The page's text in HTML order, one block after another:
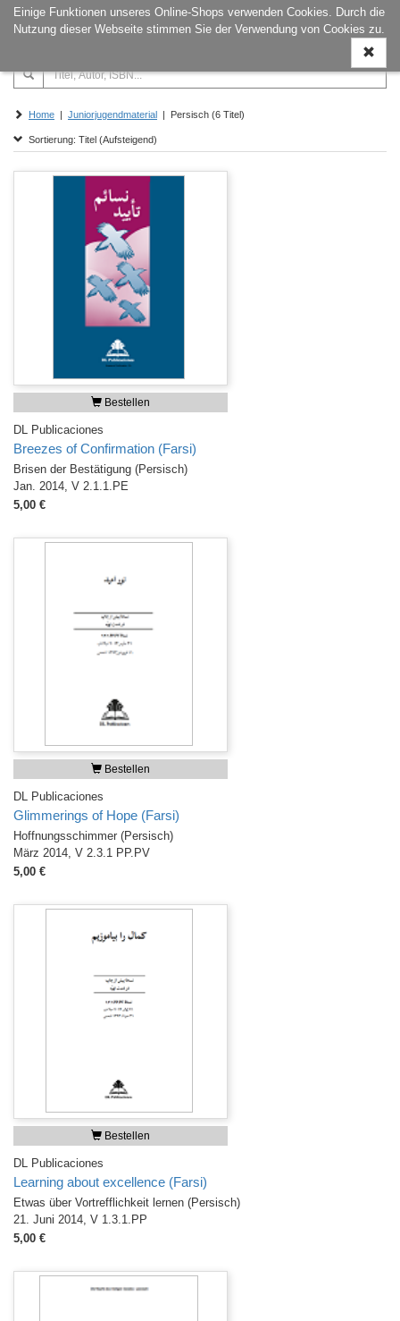
Einige Funktionen unseres Online-Shops verwenden Cookies. Durch die
Nutzung dieser Webseite stimmen Sie der Verwendung von Cookies zu.
ein-/
Home | Juniorjugendmaterial | Persisch (6 Titel)
Sortierung: Titel (Aufsteigend)
Bestellen
DL Publicaciones
Breezes of Confirmation (Farsi)
Brisen der Bestätigung (Persisch)
Jan. 2014, V 2.1.1.PE
5,00 €
Bestellen
DL Publicaciones
Glimmerings of Hope (Farsi)
Hoffnungsschimmer (Persisch)
März 2014, V 2.3.1 PP.PV
5,00 €
Bestellen
DL Publicaciones
Learning about excellence (Farsi)
Etwas über Vortrefflichkeit lernen (Persisch)
21. Juni 2014, V 1.3.1.PP
5,00 €